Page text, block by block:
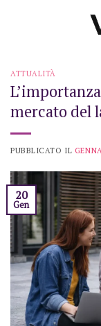
ATTUALITÀ
mercato del
PUBBLICATO IL
20
Gen